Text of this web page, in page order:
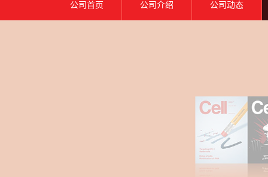
公司首页 公司介绍 公司动态